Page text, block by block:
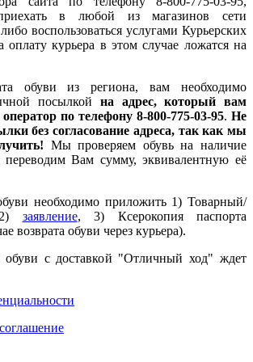
приехать в любой из магазинов сети
воспользоваться услугами Курьерских
курьера в этом случае ложатся на
обуви из региона, вам необходимо
посылкой на адрес, который вам
по телефону 8-800-775-03-95. Не
без согласование адреса, так как мы
Мы проверяем обувь на наличие
переводим Вам сумму, эквивалентную её
необходимо приложить 1) Товарный/
заявление, 3) Ксерокопия паспорта
возврата обуви через курьера).
обуви с доставкой "Отличный ход" ждет